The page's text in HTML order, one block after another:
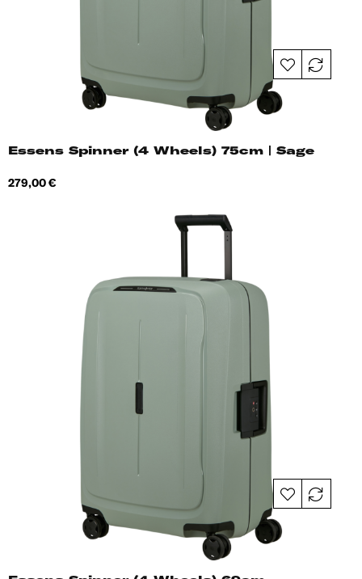
Essens Spinner (4 Wheels) 75cm | Sage
Hind
279,00 €